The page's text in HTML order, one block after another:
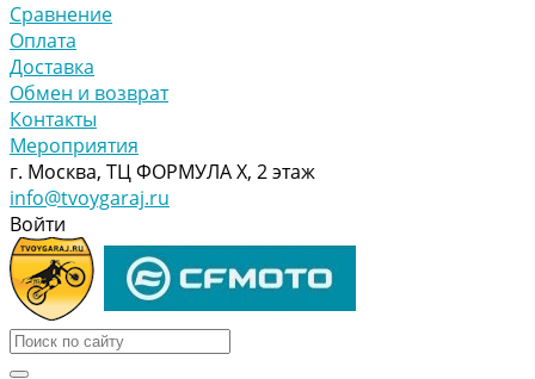
Сравнение
Оплата
Доставка
Обмен и возврат
Контакты
Мероприятия
г. Москва, ТЦ ФОРМУЛА Х, 2 этаж
info@tvoygaraj.ru
Войти